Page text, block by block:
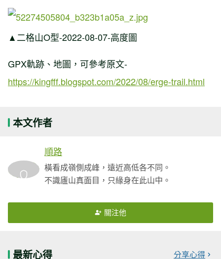
▲二格山O型-2022-08-07-高度圖
GPX軌跡、地圖，可參考原文-
https://kingfff.blogspot.com/2022/08/erge-trail.html
本文作者
順路
橫看成嶺側成峰，遠近高低各不同。
不識廬山真面目，只緣身在此山中。
關注他
最新心得 分享心得